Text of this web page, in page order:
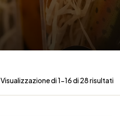
Visualizzazione di 1-16 di 28 risultati